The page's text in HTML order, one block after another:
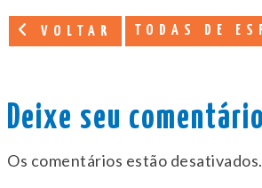
VOLTAR TODAS DE
Deixe seu comentário
Os comentários estão desativados.